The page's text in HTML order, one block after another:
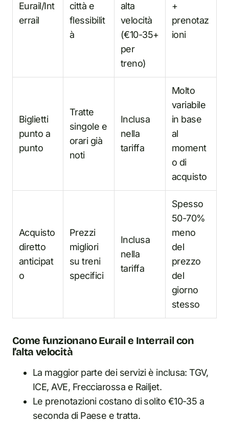
Eurail/Int
errail
città e
flessibilit
à
alta
velocità
(€10-35+
per
treno)
+
prenotaz
ioni
Biglietti
punto a
punto
Tratte
singole e
orari già
noti
Inclusa
nella
tariffa
Molto
variabile
in base
al
moment
o di
acquisto
Acquisto
diretto
anticipat
o
Prezzi
migliori
su treni
specifici
Inclusa
nella
tariffa
Spesso
50-70%
meno
del
prezzo
del
giorno
stesso
Come funzionano Eurail e Interrail con
l’alta velocità
La maggior parte dei servizi è inclusa: TGV,
ICE, AVE, Frecciarossa e Railjet.
Le prenotazioni costano di solito €10-35 a
seconda di Paese e tratta.